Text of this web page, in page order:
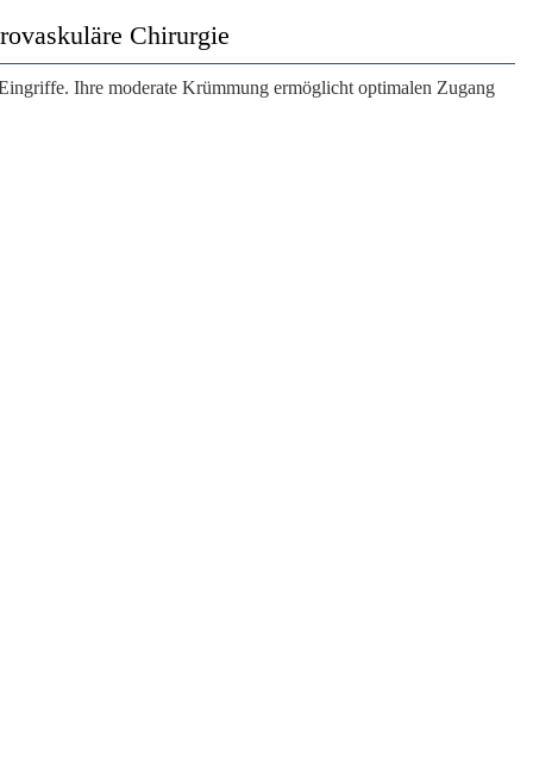
Chirurgie
Ihre moderate Krümmung ermöglicht optimalen Zugang